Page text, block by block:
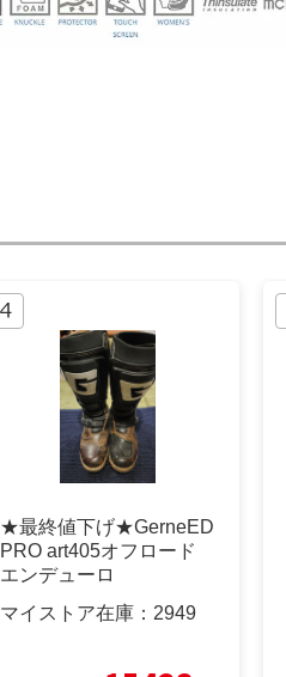
★最終値下げ★GerneED
PRO art405オフロード
エンデューロ
マイストア在庫： 2949